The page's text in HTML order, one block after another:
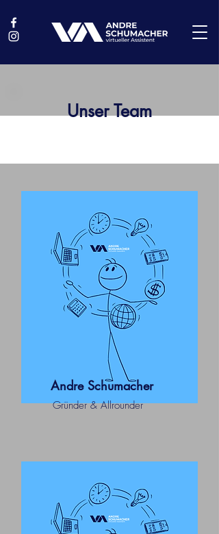
Unser Team
Andre Schumacher
Gründer & Allrounder